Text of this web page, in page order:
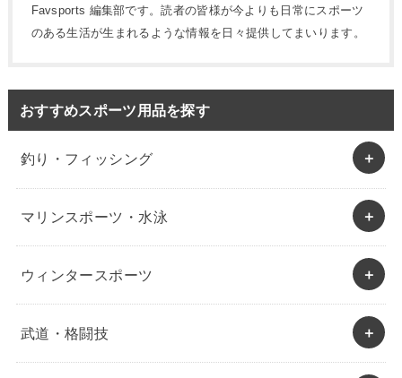
Favsports 編集部です。読者の皆様が今よりも日常にスポーツ
のある生活が生まれるような情報を日々提供してまいります。
おすすめスポーツ用品を探す
釣り・フィッシング
マリンスポーツ・水泳
ウィンタースポーツ
武道・格闘技